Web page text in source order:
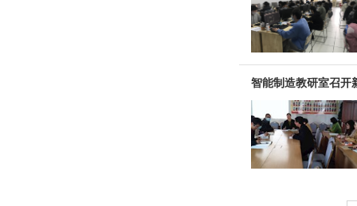
智能制造教研室召开